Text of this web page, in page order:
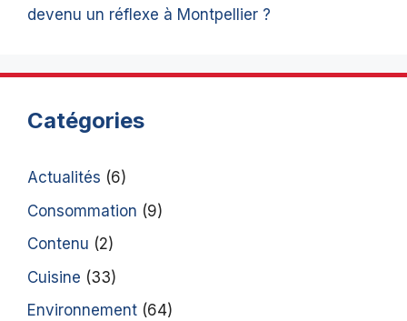
devenu un réflexe à Montpellier ?
Catégories
Actualités (6)
Consommation (9)
Contenu (2)
Cuisine (33)
Environnement (64)